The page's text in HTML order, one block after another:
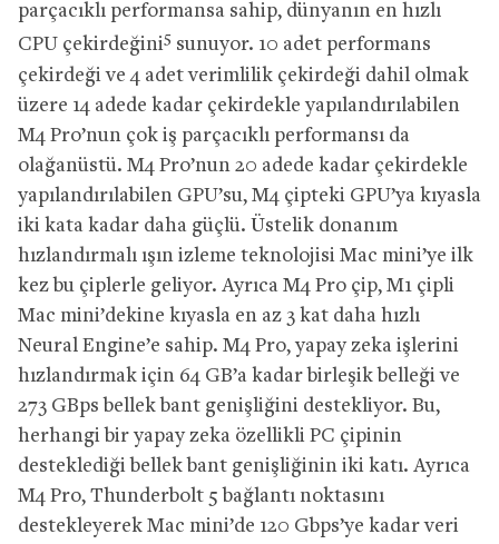
parçacıklı performansa sahip, dünyanın en hızlı
CPU çekirdeğini5 sunuyor. 10 adet performans
çekirdeği ve 4 adet verimlilik çekirdeği dahil olmak
üzere 14 adede kadar çekirdekle yapılandırılabilen
M4 Pro’nun çok iş parçacıklı performansı da
olağanüstü. M4 Pro’nun 20 adede kadar çekirdekle
yapılandırılabilen GPU’su, M4 çipteki GPU’ya kıyasla
iki kata kadar daha güçlü. Üstelik donanım
hızlandırmalı ışın izleme teknolojisi Mac mini’ye ilk
kez bu çiplerle geliyor. Ayrıca M4 Pro çip, M1 çipli
Mac mini’dekine kıyasla en az 3 kat daha hızlı
Neural Engine’e sahip. M4 Pro, yapay zeka işlerini
hızlandırmak için 64 GB’a kadar birleşik belleği ve
273 GBps bellek bant genişliğini destekliyor. Bu,
herhangi bir yapay zeka özellikli PC çipinin
desteklediği bellek bant genişliğinin iki katı. Ayrıca
M4 Pro, Thunderbolt 5 bağlantı noktasını
destekleyerek Mac mini’de 120 Gbps’ye kadar veri